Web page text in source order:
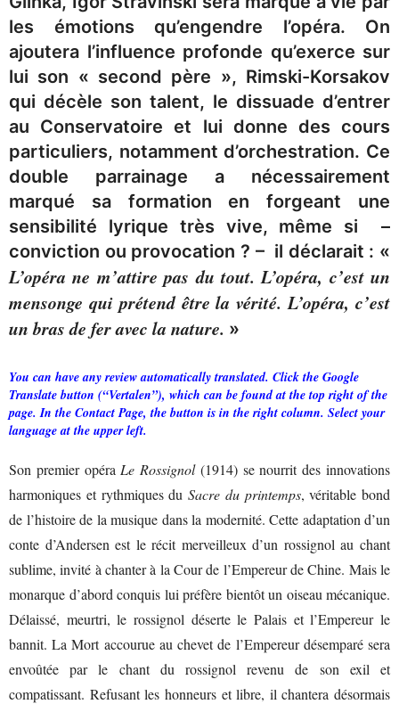
les émotions qu’engendre l’opéra. On
ajoutera l’influence profonde qu’exerce sur
lui son « second père », Rimski-Korsakov
qui décèle son talent, le dissuade d’entrer
au Conservatoire et lui donne des cours
particuliers, notamment d’orchestration. Ce
double parrainage a nécessairement
marqué sa formation en forgeant une
sensibilité lyrique très vive, même si –
conviction ou provocation ? – il déclarait : «
L’opéra ne m’attire pas du tout. L’opéra, c’est un
mensonge qui prétend être la vérité. L’opéra, c’est
un bras de fer avec la nature. »
You can have any review automatically translated. Click the Google
Translate button (“Vertalen”), which can be found at the top right of the
page. In the Contact Page, the button is in the right column. Select your
language at the upper left.
Son premier opéra Le Rossignol (1914) se nourrit des innovations
harmoniques et rythmiques du Sacre du printemps, véritable bond
de l’histoire de la musique dans la modernité. Cette adaptation d’un
conte d’Andersen est le récit merveilleux d’un rossignol au chant
sublime, invité à chanter à la Cour de l’Empereur de Chine. Mais le
monarque d’abord conquis lui préfère bientôt un oiseau mécanique.
Délaissé, meurtri, le rossignol déserte le Palais et l’Empereur le
bannit. La Mort accourue au chevet de l’Empereur désemparé sera
envoûtée par le chant du rossignol revenu de son exil et
compatissant. Refusant les honneurs et libre, il chantera désormais